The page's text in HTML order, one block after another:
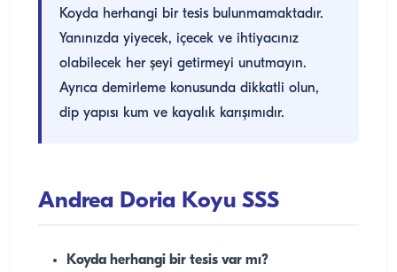
Koyda herhangi bir tesis bulunmamaktadır.
Yanınızda yiyecek, içecek ve ihtiyacınız
olabilecek her şeyi getirmeyi unutmayın.
Ayrıca demirleme konusunda dikkatli olun,
dip yapısı kum ve kayalık karışımıdır.
Andrea Doria Koyu SSS
Koyda herhangi bir tesis var mı?